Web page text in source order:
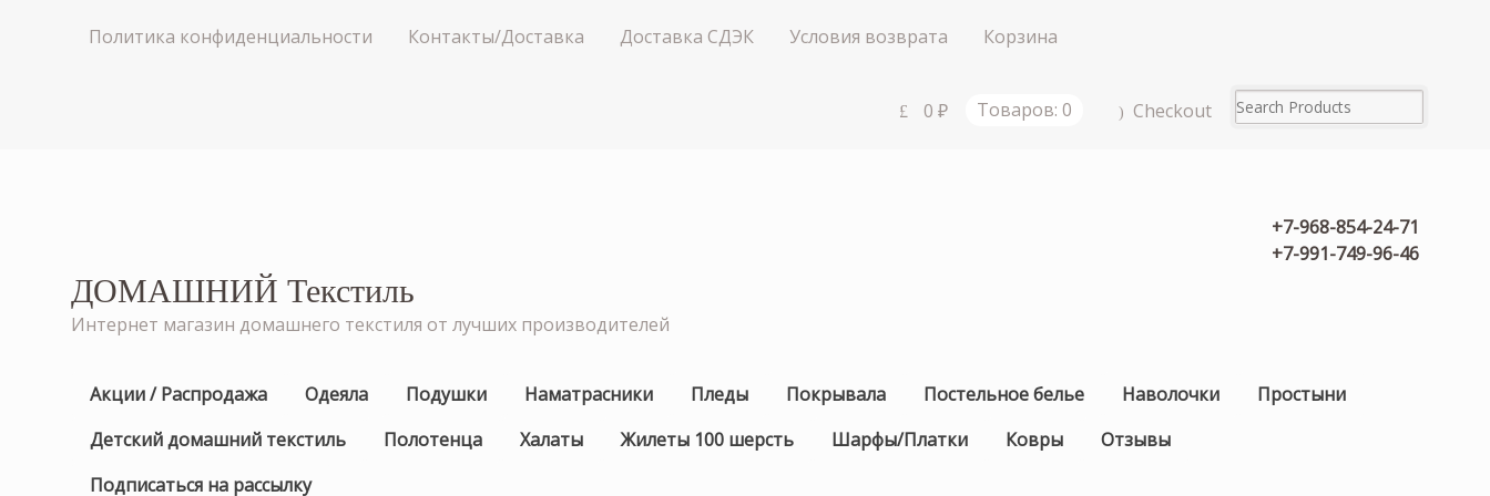
Политика конфиденциальности Контакты/Доставка Доставка СДЭК Условия возврата Корзина
0 ₽ Товаров: 0 Checkout
+7-968-854-24-71
+7-991-749-96-46
ДОМАШНИЙ Текстиль
Интернет магазин домашнего текстиля от лучших производителей
Акции / Распродажа Одеяла Подушки Наматрасники Пледы Покрывала Постельное белье Наволочки
Простыни
Детский домашний текстиль
Полотенца Халаты Жилеты 100 шерсть Шарфы/Платки Ковры
Отзывы
Подписаться на рассылку